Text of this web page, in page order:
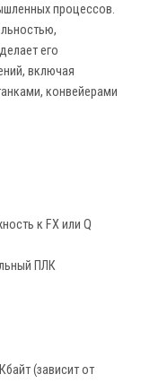
процессов.
его
включая
конвейерами
к FX или Q
ПЛК
(зависит от